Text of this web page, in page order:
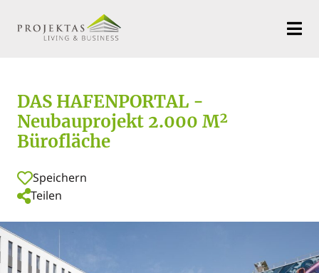
DAS HAFENPORTAL -
Neubauprojekt 2.000 M²
Bürofläche
Speichern
Teilen